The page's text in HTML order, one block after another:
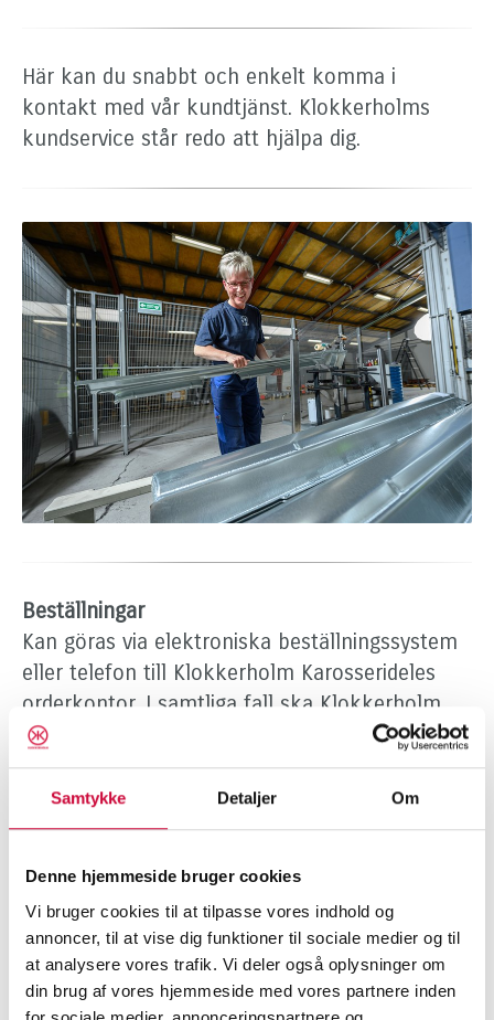
Samtykke Detaljer Om
Denne hjemmeside bruger cookies
Vi bruger cookies til at tilpasse vores indhold og
annoncer, til at vise dig funktioner til sociale medier og til
at analysere vores trafik. Vi deler også oplysninger om
din brug af vores hjemmeside med vores partnere inden
Här kan du snabbt och enkelt komma i
kontakt med vår kundtjänst. Klokkerholms
kundservice står redo att hjälpa dig.
Beställningar
Kan göras via elektroniska beställningssystem
eller telefon till Klokkerholm Karosserideles
orderkontor. I samtliga fall ska Klokkerholm
Karosserideles artikelnummer uppges för att
säkerställa en felfri leverans.
Tel. +45 9828 4444
Orderkontorets öppettider
Måndag–torsdag 7.30–16.00
Fredag 7.30–15.00
Leveransvillkor